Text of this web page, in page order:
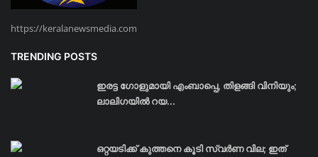
https://keralanewsmedia.com
TRENDING POSTS
ഇരട്ട ഗോളുമായി എംബാപ്പെ, തിളങ്ങി വിനിയും;
ലാലിഗയില്‍ റയ...
ഒറ്റയടിക്ക് കുത്തനെ കൂടി സ്വര്‍ണ വില; ഇത്